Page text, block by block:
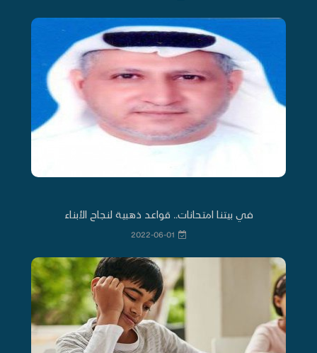
في بيتنا امتحانات.. قواعد ذهبية لنجاح الأبناء
2022-06-01